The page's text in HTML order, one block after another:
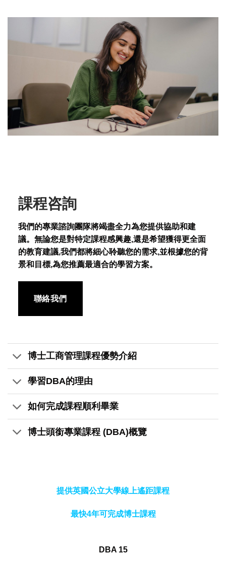
課程咨詢
我們的專業諮詢團隊將竭盡全力為您提供協助和建
議。無論您是對特定課程感興趣,還是希望獲得更全面
的教育建議,我們都將細心聆聽您的需求,並根據您的背
景和目標,為您推薦最適合的學習方案。
聯絡我們
博士工商管理課程優勢介紹
學習DBA的理由
如何完成課程順利畢業
博士頭銜專業課程 (DBA)概覽
提供英國公立大學線上遙距課程
最快4年可完成博士課程
DBA 15